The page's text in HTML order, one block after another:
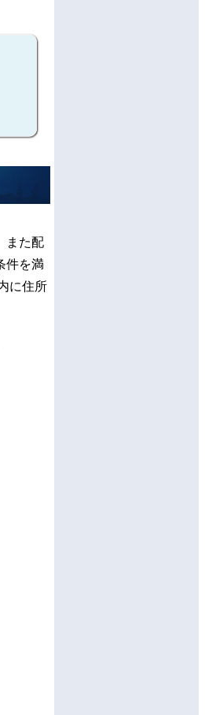
また配
件を満
に住所